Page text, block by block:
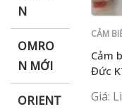
N
OMRO
N MỚI
ORIENT
CẢM
Cảm
Đức
Giá: